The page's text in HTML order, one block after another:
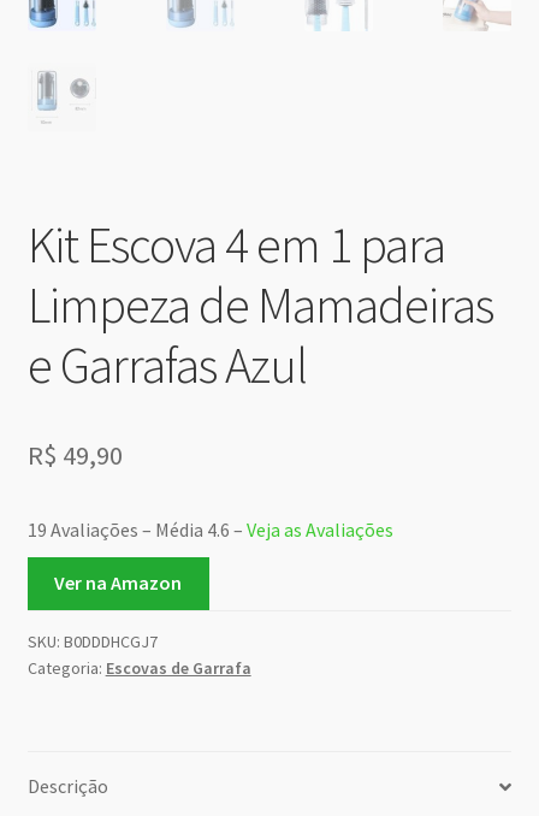
Kit Escova 4 em 1 para
Limpeza de Mamadeiras
e Garrafas Azul
R$ 49,90
19 Avaliações – Média 4.6 – Veja as Avaliações
Ver na Amazon
SKU: B0DDDHCGJ7
Categoria: Escovas de Garrafa
Descrição